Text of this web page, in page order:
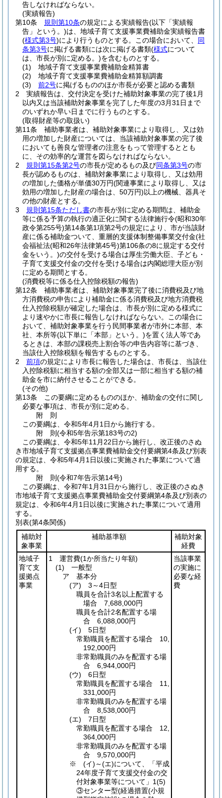
告しなければならない。
(実績報告)
第10条
規則第10条の規定による実績報告(以下「実績報
告」という。)は、地域子育て支援事業費補助金実績報告書
(様式第3号)により行うものとする。 この場合において、 同
条第3号に掲げる書類には次に掲げる書類(様式について
は、市長が別に定める。)を含むものとする。
(1)
地域子育て支援事業費補助金精算書
(2)
地域子育て支援事業費補助金精算額調書
(3)
前2号に掲げるもののほか市長が必要と認める書類
2
実績報告は、交付決定を受けた補助対象事業の完了後1月
以内又は当該補助対象事業を完了した年度の3月31日まで
のいずれか早い日までに行うものとする。
(取得財産等の取扱い)
第11条
補助事業者は、補助対象事業により取得し、又は効
用の増加した財産については、当該補助対象事業の完了後
においても善良な管理者の注意をもって管理するととも
に、その効率的な運営を図らなければならない。
2
規則第15条第2号の市長が定めるもの及び同条第3号の市
長が認めるものは、補助対象事業により取得し、又は効用
の増加した価格が単価30万円(関連事業により取得し、又は
効用の増加した財産の場合は、50万円)以上の機械、器具そ
の他の財産とする。
3
規則第15条ただし書の市長が別に定める期間は、補助金
等に係る予算の執行の適正化に関する法律施行令(昭和30年
政令第255号)第14条第1項第2号の規定により、市が当該財
産に係る補助金ついて、重層的支援体制整備事業交付金(社
会福祉法(昭和26年法律第45号)第106条の8に規定する交付
金をいう。)の交付を受ける場合は厚生労働大臣、子ども・
子育て支援交付金の交付を受ける場合は内閣総理大臣が別
に定める期間とする。
(消費税等に係る仕入控除税額の報告)
第12条
補助事業者は、補助対象事業完了後に消費税及び地
方消費税の申告により補助金に係る消費税及び地方消費税
仕入控除税額が確定した場合は、市長が別に定める様式に
より速やかに市長に報告しなければならない。
この場合に
おいて、補助対象事業を行う民間事業者が市外に本部、本
社、本所等(以下単に「本部」という。)を置く法人等であ
るときは、本部の課税売上割合等の申告内容等に基づき、
当該仕入控除税額を報告するものとする。
2
前項の規定により市長に報告した場合は、市長は、当該仕
入控除税額に相当する額の全部又は一部に相当する額の補
助金を市に納付させることができる。
(その他)
第13条
この要綱に定めるもののほか、補助金の交付に関し
必要な事項は、市長が別に定める。
附 則
この要綱は、令和5年4月1日から施行する。
附 則(令和5年告示第183号の2)
この要綱は、令和5年11月22日から施行し、改正後のさぬ
き市地域子育て支援拠点事業費補助金交付要綱第4条及び別表
の規定は、令和5年4月1日以後に実施された事業について適
用する。
附 則(令和7年告示第14号)
この要綱は、令和7年1月31日から施行し、改正後のさぬき
市地域子育て支援拠点事業費補助金交付要綱第4条及び別表の
規定は、令和6年4月1日以後に実施された事業について適用
する。
別表(第4条関係)
補助対
象事業
補助基準額
補助対象
経費
地域子
育て支
援拠点
事業
1 運営費(1か所当たり年額)
(1) 一般型
ア 基本分
(ア) 3～4日型
職員を合計3名以上配置する
場合 7,688,000円
職員を合計2名配置する場
合 6,088,000円
(イ) 5日型
常勤職員を配置する場合 10,
192,000円
非常勤職員のみを配置する場
合 6,944,000円
(ウ) 6日型
常勤職員を配置する場合 11,
331,000円
非常勤職員のみを配置する場
合 8,538,000円
(エ) 7日型
常勤職員を配置する場合 12,
364,000円
非常勤職員のみを配置する場
合 9,570,000円
※(イ) ～(エ)について、「平成
24年度子育て支援交付金の交
付対象事業等について」1(5)
③センター型(経過措置(小規
当該事業
の実施に
必要な経
費